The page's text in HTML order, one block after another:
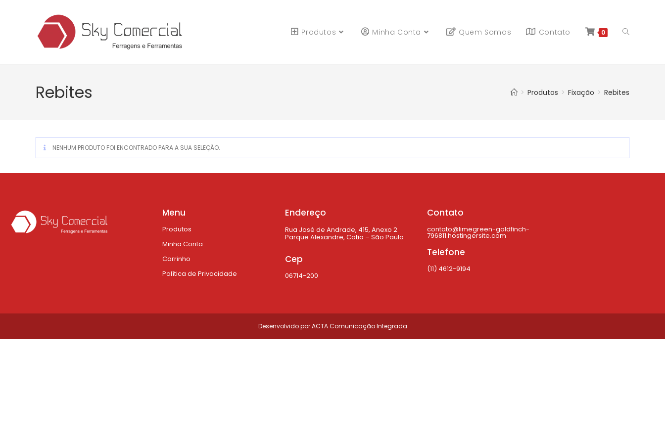
Produtos Minha Conta Quem Somos Contato 0
Rebites > Produtos > Fixação > Rebites
NENHUM PRODUTO FOI ENCONTRADO PARA A SUA SELEÇÃO.
Menu
Produtos
Minha Conta
Carrinho
Política de Privacidade
Endereço
Rua José de Andrade, 415, Anexo 2
Parque Alexandre, Cotia – São Paulo
Cep
06714-200
Contato
contato@limegreen-goldfinch-
796811.hostingersite.com
Telefone
(11) 4612-9194
Desenvolvido porACTA Comunicação Integrada